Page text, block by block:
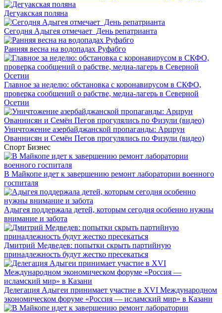
Дегуакская поляна
Сегодня Адыгея отмечает День репатрианта
Ранняя весна на водопадах Руфабго
Главное за неделю: обстановка с коронавирусом в СКФО,
проверка сообщений о рабстве, медиа-лагерь в Северной
Осетии
Уничтожение азербайджанской пропаганды: Арцрун
Ованнисян и Семён Пегов прогулялись по Физули (видео)
Спорт Бизнес
В Майкопе идет к завершению ремонт лаборатории военного
госпиталя
Адыгея поддержала детей, которым сегодня особенно нужны
внимание и забота
Дмитрий Медведев: попытки скрыть партийную
принадлежность будут жестко пресекаться
Делегация Адыгеи принимает участие в XVI Международном
экономическом форуме «Россия — исламский мир» в Казани